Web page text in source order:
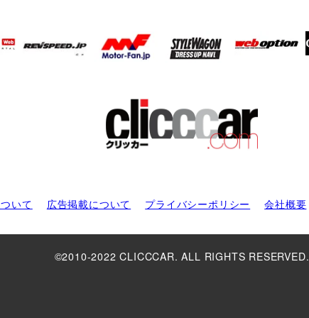
いて 広告掲載について プライバシーポリシー 会社概要
©2010-2022 CLICCCAR. ALL RIGHTS RESERVED.